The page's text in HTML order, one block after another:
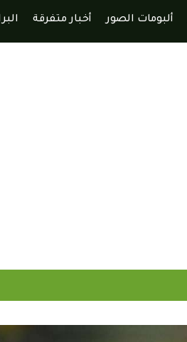
ألبومات الصور أخبار متفرقة